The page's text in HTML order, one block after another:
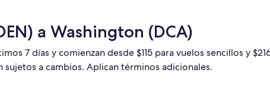
a Washington (DCA)
7 días y comienzan desde $115 para vuelos sencillos y
a cambios. Aplican términos adicionales.